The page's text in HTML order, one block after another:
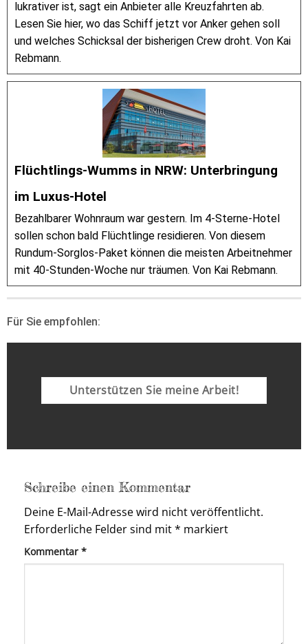
lukrativer ist, sagt ein Anbieter alle Kreuzfahrten ab.
Lesen Sie hier, wo das Schiff jetzt vor Anker gehen soll
und welches Schicksal der bisherigen Crew droht. Von Kai
Rebmann.
Flüchtlings-Wumms in NRW: Unterbringung
im Luxus-Hotel
Bezahlbarer Wohnraum war gestern. Im 4-Sterne-Hotel
sollen schon bald Flüchtlinge residieren. Von diesem
Rundum-Sorglos-Paket können die meisten Arbeitnehmer
mit 40-Stunden-Woche nur träumen. Von Kai Rebmann.
Für Sie empfohlen:
Unterstützen Sie meine Arbeit!
Schreibe einen Kommentar
Deine E-Mail-Adresse wird nicht veröffentlicht.
Erforderliche Felder sind mit* markiert
Kommentar *